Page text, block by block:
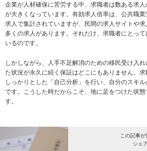
企業が人材確保に苦労する中、求職者は数ある求
が大きくなっています。有効求人倍率は、公共職
求人で集計されていますが、民間の求人サイトや
多くの求人があります。それだけ、求職者にとっ
いるのです。
しかしながら、人手不足解消のための移民受け入
た状況が永久に続く保証はどこにもありません。求
しっかりとした「自己分析」を行い、自分のスキ
です。こうした時だからこそ、地に足をつけた状
す。
この記事
シェ